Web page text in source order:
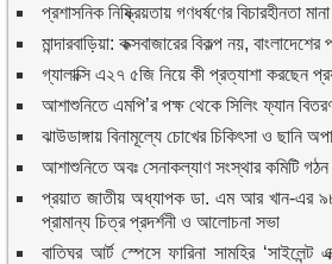
প্রশাসনিক নিষ্ক্রিয়তায় গণধর্ষণের বিচারহীনতা
মান্দারবাড়িয়া: কক্সবাজারের বিকল্প নয়,
গ্যালাক্সি এ২৭ ৫জি নিয়ে কী প্রত্যাশা করছেন
আশাশুনিতে এমপি’র পক্ষ থেকে সিলিং ফ্যান
ঝাউডাঙ্গায় বিনামূল্যে চোখের চিকিৎসা ও ছানি
আশাশুনিতে অবঃ সেনাকল্যাণ সংস্থার কমিটি গঠন
প্রয়াত জাতীয় অধ্যাপক ডা. এম আর খান-এর
প্রামান্য চিত্র প্রদর্শনী ও আলোচনা সভা
বাতিঘর আর্ট স্পেসে ফারিনা সামহির